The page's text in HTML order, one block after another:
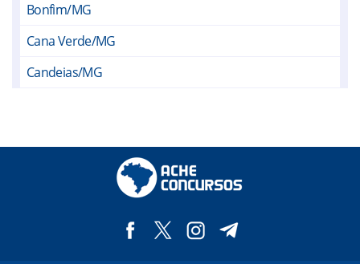
Bonfim/MG
Cana Verde/MG
Candeias/MG